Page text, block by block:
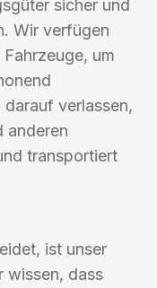
sicher und
Wir verfügen
um
verlassen,
anderen
transportiert
ist unser
wissen, dass